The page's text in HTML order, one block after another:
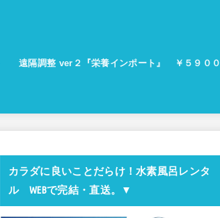
遠隔調整 ver２『栄養インポート』 ￥５９００
カラダに良いことだらけ！水素風呂レンタ
ル WEBで完結・直送。▼